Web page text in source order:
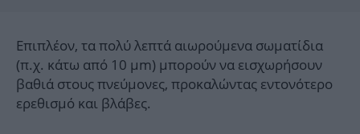
Επιπλέον, τα πολύ λεπτά αιωρούμενα σωματίδια
(π.χ. κάτω από 10 μm) μπορούν να εισχωρήσουν
βαθιά στους πνεύμονες, προκαλώντας εντονότερο
ερεθισμό και βλάβες.